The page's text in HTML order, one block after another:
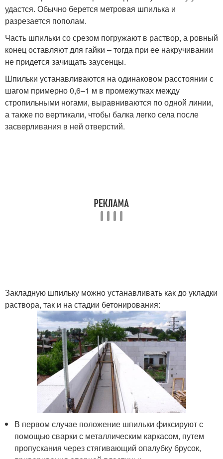
удастся. Обычно берется метровая шпилька и
разрезается пополам.
Часть шпильки со срезом погружают в раствор, а ровный
конец оставляют для гайки – тогда при ее накручивании
не придется зачищать заусенцы.
Шпильки устанавливаются на одинаковом расстоянии с
шагом примерно 0,6–1 м в промежутках между
стропильными ногами, выравниваются по одной линии,
а также по вертикали, чтобы балка легко села после
засверливания в ней отверстий.
Закладную шпильку можно устанавливать как до укладки
раствора, так и на стадии бетонирования:
В первом случае положение шпильки фиксируют с
помощью сварки с металлическим каркасом, путем
пропускания через стягивающий опалубку брусок,